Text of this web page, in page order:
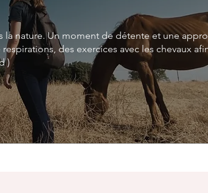
nature. Un moment de détente et une
des exercices avec les chevaux
)